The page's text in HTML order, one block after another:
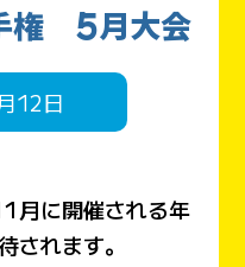
権 5月大会
12日
月に開催される年
されます。